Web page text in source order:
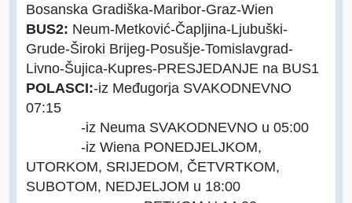
Bosanska Gradiška-Maribor-Graz-Wien
BUS2: Neum-Metković-Čapljina-Ljubuški-
Grude-Široki Brijeg-Posušje-Tomislavgrad-
Livno-Šujica-Kupres-PRESJEDANJE na BUS1
POLASCI:-iz Međugorja SVAKODNEVNO
07:15
-iz Neuma SVAKODNEVNO u 05:00
-iz Wiena PONEDJELJKOM,
UTORKOM, SRIJEDOM, ČETVRTKOM,
SUBOTOM, NEDJELJOM u 18:00